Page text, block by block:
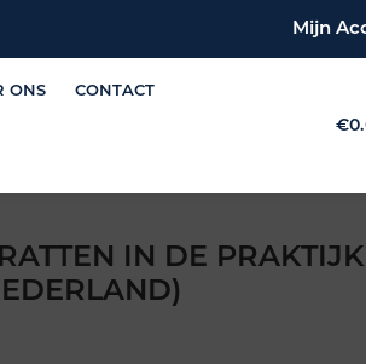
Mijn
ONS CONTACT
€
IN DE PRAKTIJK